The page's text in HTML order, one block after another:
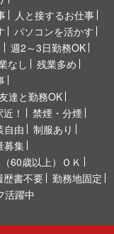
人と接するお仕事
パソコンを活かす
週2～3日勤務OK
なし
残業多め
達と勤務OK
！
禁煙・分煙
自由
制服あり
募集
60歳以上）ＯＫ
歴書不要
勤務地固定
活躍中